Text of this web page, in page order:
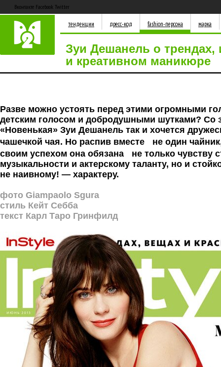
Вконтакте Facebook Twitter
тенденции дресс-код fashion-персона марка
Зуи Дешанель о трендах,
и креативном маникюре
Разве можно устоять перед этими огромными
детским голосом и добродушными шутками? Со
«Новенькая» Зуи Дешанель так и хочетcя
чашечкой чая. Но распив вместе не один
своим успехом она обязана не только чувству
музыкальности и актерскому таланту, но и
не наивному! — характеру.
фото Giampaolo Sgura
стиль Кейт Себба
текст Карл Таро Гринфилд